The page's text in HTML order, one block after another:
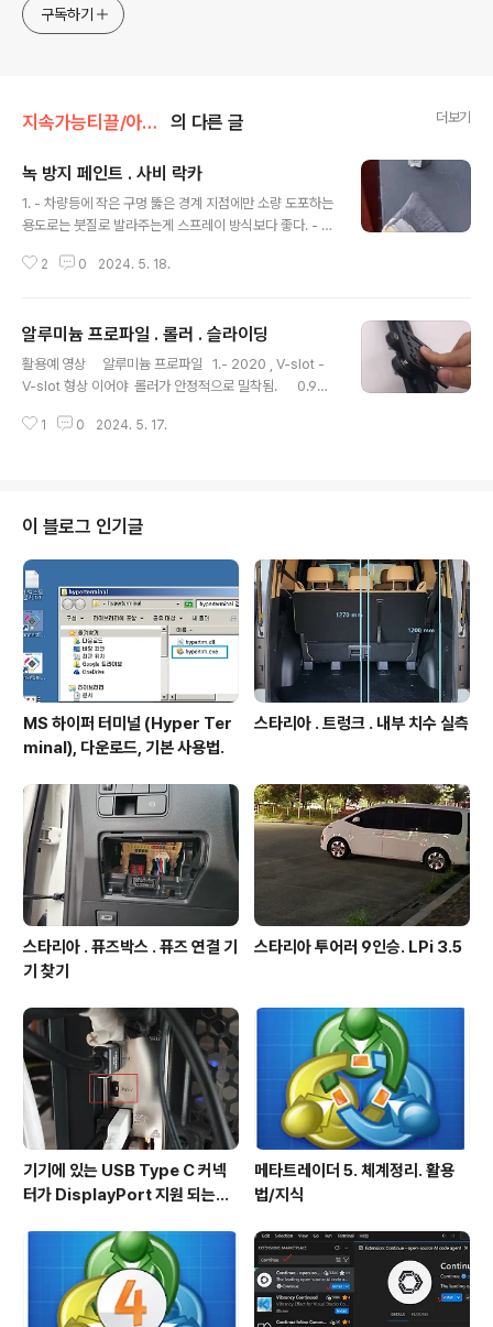
구독하기
지속가능티끌/아이템 의 다른 글 더보기
녹 방지 페인트 . 사비 락카
1. - 차량등에 작은 구멍 뚫은 경계 지점에만 소량 도포하는
용도로는 붓질로 발라주는게 스프레이 방식보다 좋다. - 색
속건방청하도 4L 방청페인트 사비 녹막이 컨테이너페인트
붓, 25mm, 1개COUPANGwww.coupang.co
m 2. - 스프레이 방식. 넓은 면에 도포시 유용. - 색상 :
적갈색 - 1개당 용량 : 420ml 사비락카 프라이머 5개 방
g.com 일신 사비 락카프라이머(1+1) 방청프라이머 녹
2 0 2024. 5. 18.
알루미늄 프로파일 . 롤러 . 슬라이딩
활용예 영상 알루미늄 프로파일 1.- 2020 , V-slot -
V-slot 형상 이어야 롤러가 안정적으로 밀착됨. 0.99
le Extrusion Black 100-800mm For 3d Printer Cn
가능 2.24US $ 45% OFF|1PCS Black 100 800m
m 2020 V slot Aluminum Profile Extrusion For 3
D Prin..
1 0 2024. 5. 17.
이 블로그 인기글
MS 하이퍼 터미널 (Hyper Ter
minal), 다운로드, 기본 사용법.
스타리아 . 트렁크 . 내부 치수 실측
스타리아 . 퓨즈박스 . 퓨즈 연결 기
기 찾기
스타리아 투어러 9인승. LPi 3.5
기기에 있는 USB Type C 커넥
터가 DisplayPort 지원 되는지
메타트레이더 5. 체계정리. 활용
법/지식